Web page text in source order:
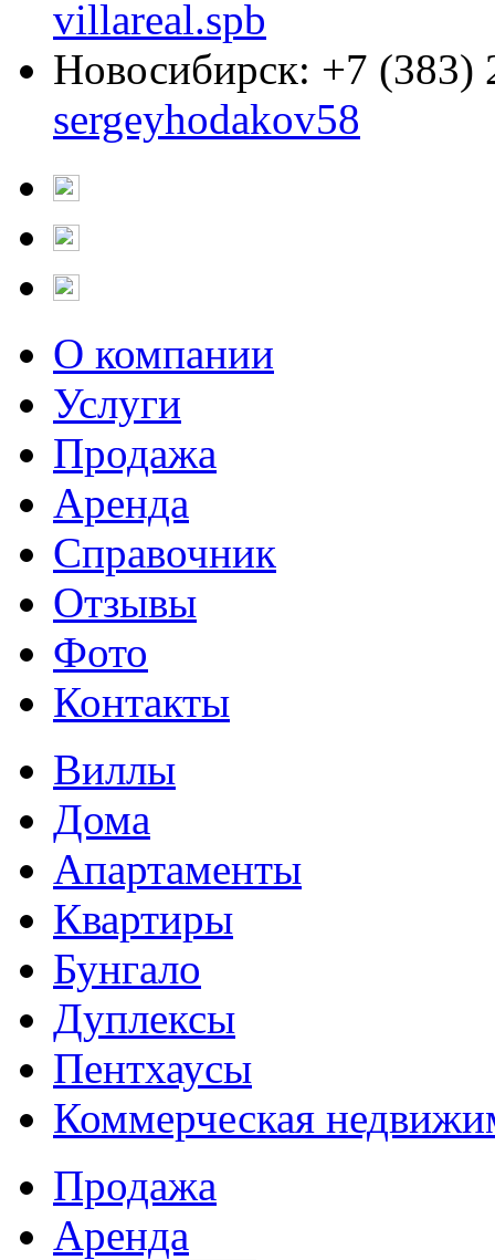
villareal.spb
Новосибирск: +7 (383)
sergeyhodakov58
О компании
Услуги
Продажа
Аренда
Справочник
Отзывы
Фото
Контакты
Виллы
Дома
Апартаменты
Квартиры
Бунгало
Дуплексы
Пентхаусы
Коммерческая
Продажа
Аренда